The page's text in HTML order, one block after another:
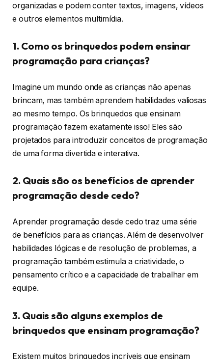
organizadas e podem conter textos, imagens, vídeos
e outros elementos multimídia.
1. Como os brinquedos podem ensinar
programação para crianças?
Imagine um mundo onde as crianças não apenas
brincam, mas também aprendem habilidades valiosas
ao mesmo tempo. Os brinquedos que ensinam
programação fazem exatamente isso! Eles são
projetados para introduzir conceitos de programação
de uma forma divertida e interativa.
2. Quais são os benefícios de aprender
programação desde cedo?
Aprender programação desde cedo traz uma série
de benefícios para as crianças. Além de desenvolver
habilidades lógicas e de resolução de problemas, a
programação também estimula a criatividade, o
pensamento crítico e a capacidade de trabalhar em
equipe.
3. Quais são alguns exemplos de
brinquedos que ensinam programação?
Existem muitos brinquedos incríveis que ensinam